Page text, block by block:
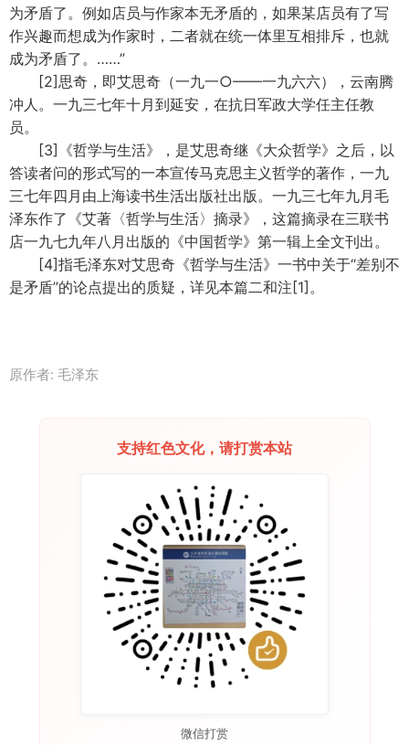
为矛盾了。例如店员与作家本无矛盾的，如果某店员有了写
作兴趣而想成为作家时，二者就在统一体里互相排斥，也就
成为矛盾了。……”
[2]思奇，即艾思奇（一九一○——一九六六），云南腾
冲人。一九三七年十月到延安，在抗日军政大学任主任教
员。
[3]《哲学与生活》，是艾思奇继《大众哲学》之后，以
答读者问的形式写的一本宣传马克思主义哲学的著作，一九
三七年四月由上海读书生活出版社出版。一九三七年九月毛
泽东作了《艾著〈哲学与生活〉摘录》，这篇摘录在三联书
店一九七九年八月出版的《中国哲学》第一辑上全文刊出。
[4]指毛泽东对艾思奇《哲学与生活》一书中关于“差别不
是矛盾”的论点提出的质疑，详见本篇二和注[1]。
原作者: 毛泽东
支持红色文化，请打赏本站
微信打赏